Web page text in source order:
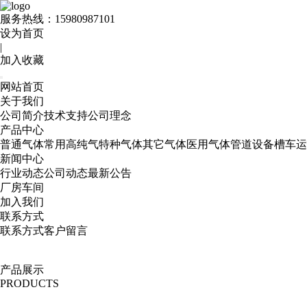
服务热线： 15980987101
设为首页
|
加入收藏
网站首页
关于我们
公司简介技术支持公司理念
产品中心
普通气体常用高纯气特种气体其它气体医用气体管道设备槽车
新闻中心
行业动态公司动态最新公告
厂房车间
加入我们
联系方式
联系方式客户留言
产品展示
PRODUCTS